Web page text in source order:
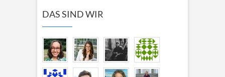
DAS SIND WIR